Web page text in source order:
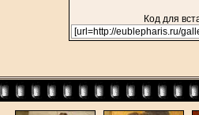
Код для